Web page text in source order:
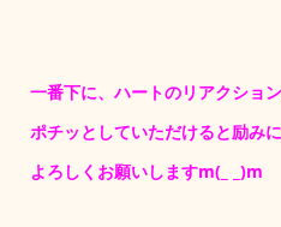
一番下に、ハートのリアクショ
ポチッとしていただけると励み
よろしくお願いしますm(_ _)m